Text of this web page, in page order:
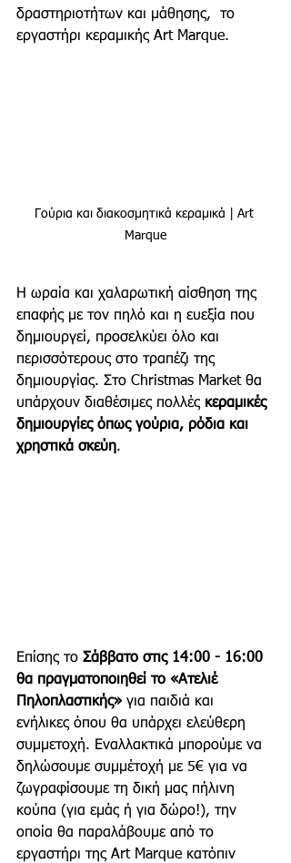
δραστηριοτήτων και μάθησης,  το
εργαστήρι κεραμικής Art Marque.
Γούρια και διακοσμητικά κεραμικά | Art
Marque
Η ωραία και χαλαρωτική αίσθηση της
επαφής με τον πηλό και η ευεξία που
δημιουργεί, προσελκύει όλο και
περισσότερους στο τραπέζι της
δημιουργίας. Στο Christmas Market θα
υπάρχουν διαθέσιμες πολλές κεραμικές
δημιουργίες όπως γούρια, ρόδια και
χρηστικά σκεύη.
Επίσης το Σάββατο στις 14:00 - 16:00
θα πραγματοποιηθεί το «Ατελιέ
Πηλοπλαστικής» για παιδιά και
ενήλικες όπου θα υπάρχει ελεύθερη
συμμετοχή. Εναλλακτικά μπορούμε να
δηλώσουμε συμμέτοχή με 5€ για να
ζωγραφίσουμε τη δική μας πήλινη
κούπα (για εμάς ή για δώρο!), την
οποία θα παραλάβουμε από το
εργαστήρι της Art Marque κατόπιν